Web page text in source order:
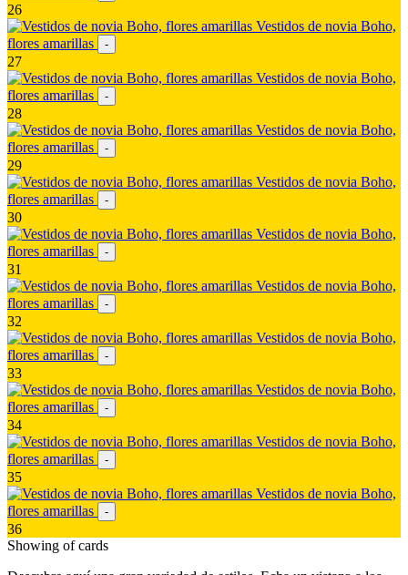
26
Vestidos de novia Boho,
flores amarillas
-
27
Vestidos de novia Boho,
flores amarillas
-
28
Vestidos de novia Boho,
flores amarillas
-
29
Vestidos de novia Boho,
flores amarillas
-
30
Vestidos de novia Boho,
flores amarillas
-
31
Vestidos de novia Boho,
flores amarillas
-
32
Vestidos de novia Boho,
flores amarillas
-
33
Vestidos de novia Boho,
flores amarillas
-
34
Vestidos de novia Boho,
flores amarillas
-
35
Vestidos de novia Boho,
flores amarillas
-
36
Showing ofcards